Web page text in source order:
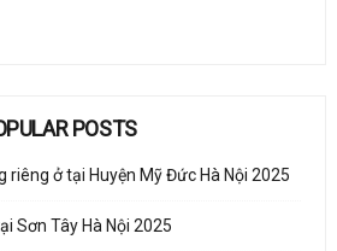
POSTS
riêng ở tại Huyện Mỹ Đức Hà Nội 2025
Sơn Tây Hà Nội 2025